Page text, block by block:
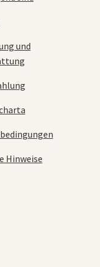
und
Hinweise